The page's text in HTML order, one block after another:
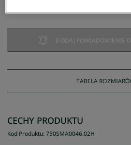
DODAJ POWIADOMIENIE
TABELA
CECHY PRODUKTU
Kod Produktu:750SMA0046.02H